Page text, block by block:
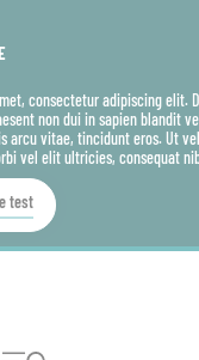
consectetur adipiscing elit.
non dui in sapien blandit
arcu vitae, tincidunt eros. Ut
vel elit ultricies, consequat
test